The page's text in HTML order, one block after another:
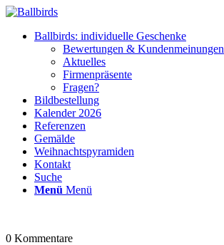
Ballbirds: individuelle Geschenke
Bewertungen & Kundenmeinungen
Aktuelles
Firmenpräsente
Fragen?
Bildbestellung
Kalender 2026
Referenzen
Gemälde
Weihnachtspyramiden
Kontakt
Suche
Menü Menü
0 Kommentare